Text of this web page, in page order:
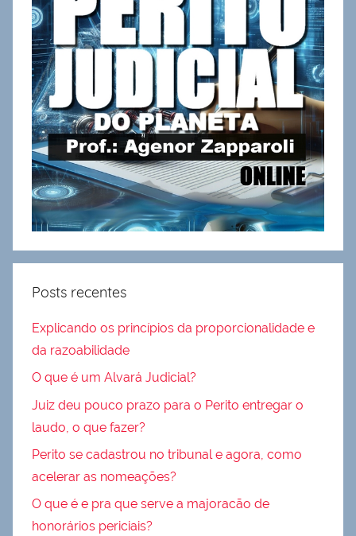
Posts recentes
Explicando os princípios da proporcionalidade e
da razoabilidade
O que é um Alvará Judicial?
Juiz deu pouco prazo para o Perito entregar o
laudo, o que fazer?
Perito se cadastrou no tribunal e agora, como
acelerar as nomeações?
O que é e pra que serve a majoracão de
honorários periciais?